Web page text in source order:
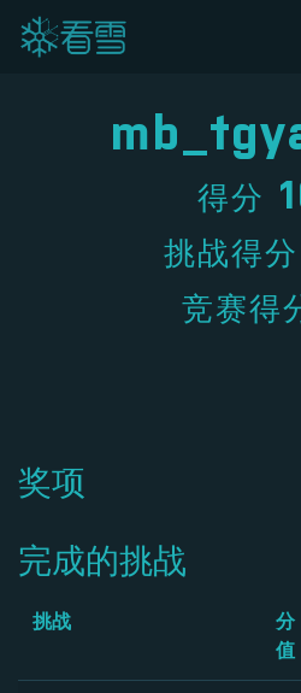
得分
挑战得分
竞赛得
奖项
完成的挑战
挑战
分
值